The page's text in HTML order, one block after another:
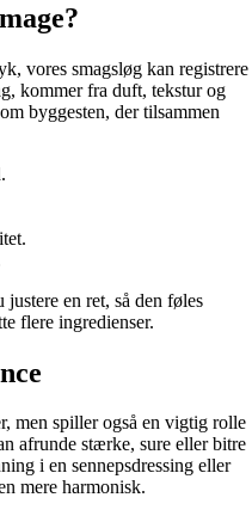
vores smagsløg kan registrere
kommer fra duft, tekstur og
byggesten, der tilsammen
en ret, så den føles
flere ingredienser.
men spiller også en vigtig rolle
afrunde stærke, sure eller bitre
i en sennepsdressing eller
mere harmonisk.